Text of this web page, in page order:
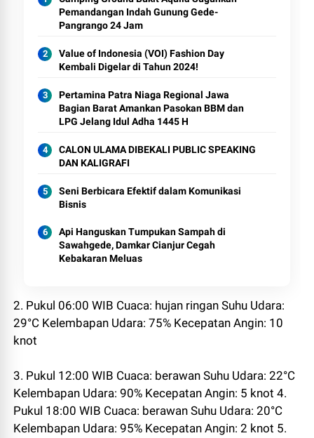
Pemandangan Indah Gunung Gede-
Pangrango 24 Jam
Value of Indonesia (VOI) Fashion Day
Kembali Digelar di Tahun 2024!
Pertamina Patra Niaga Regional Jawa
Bagian Barat Amankan Pasokan BBM dan
LPG Jelang Idul Adha 1445 H
CALON ULAMA DIBEKALI PUBLIC SPEAKING
DAN KALIGRAFI
Seni Berbicara Efektif dalam Komunikasi
Bisnis
Api Hanguskan Tumpukan Sampah di
Sawahgede, Damkar Cianjur Cegah
Kebakaran Meluas
2. Pukul 06:00 WIB Cuaca: hujan ringan Suhu Udara:
29°C Kelembapan Udara: 75% Kecepatan Angin: 10
knot
3. Pukul 12:00 WIB Cuaca: berawan Suhu Udara: 22°C
Kelembapan Udara: 90% Kecepatan Angin: 5 knot 4.
Pukul 18:00 WIB Cuaca: berawan Suhu Udara: 20°C
Kelembapan Udara: 95% Kecepatan Angin: 2 knot 5.